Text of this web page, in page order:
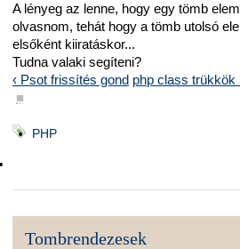
A lényeg az lenne, hogy egy tömb
olvasnom, tehát hogy a tömb utolsó
elsőként kiiratáskor...
Tudna valaki segíteni?
‹ Psot frissítés gond php class trükkök
■
PHP
Tombrendezesek